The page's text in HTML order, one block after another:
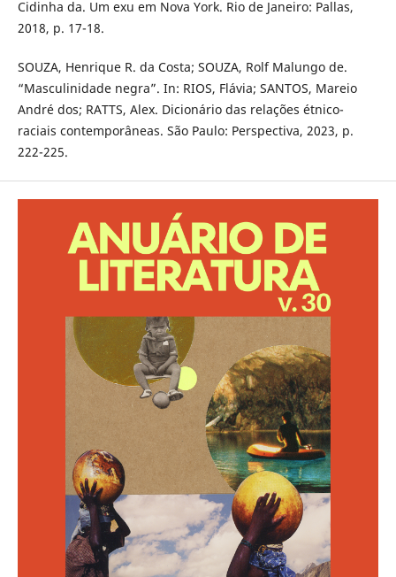
Cidinha da. Um exu em Nova York. Rio de Janeiro: Pallas,
2018, p. 17-18.
SOUZA, Henrique R. da Costa; SOUZA, Rolf Malungo de.
“Masculinidade negra”. In: RIOS, Flávia; SANTOS, Mareio
André dos; RATTS, Alex. Dicionário das relações étnico-
raciais contemporâneas. São Paulo: Perspectiva, 2023, p.
222-225.